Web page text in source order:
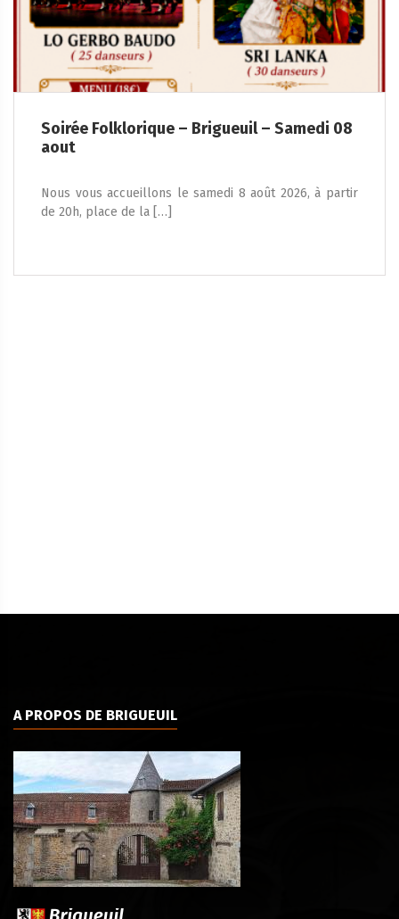
Soirée Folklorique – Brigueuil – Samedi 08
aout
Nous vous accueillons le samedi 8 août 2026, à partir
de 20h, place de la […]
A PROPOS DE BRIGUEUIL